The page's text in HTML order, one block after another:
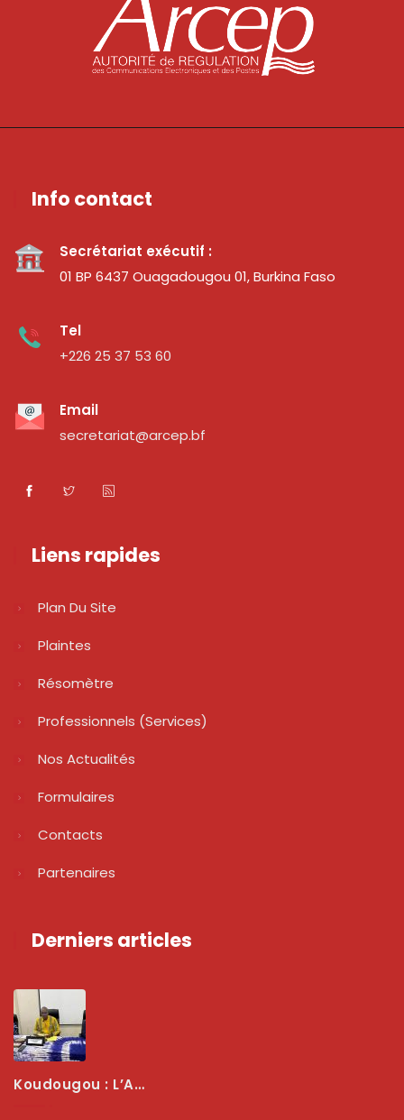
Info contact
Secrétariat exécutif :
01 BP 6437 Ouagadougou 01, Burkina Faso
Tel
+226 25 37 53 60
Email
secretariat@arcep.bf
Liens rapides
Plan Du Site
Plaintes
Résomètre
Professionnels (services)
Nos Actualités
Formulaires
Contacts
Partenaires
Derniers articles
Koudougou : L’ARCEP Renforce Le Dialogue Avec Les Associations De Consommateurs Pour Mieux Protéger Les Usagers